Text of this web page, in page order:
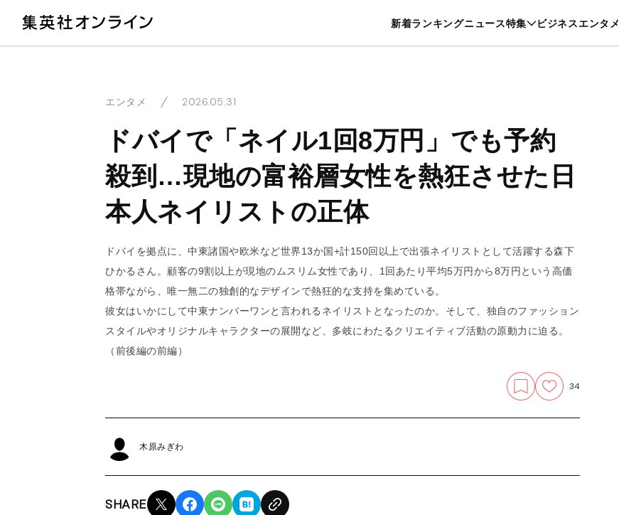
新着ランキングニュース特集 ビジネスエンタメ
暮らし スポーツ ヘルスケア 美容 グルメ
エンタメ 2026.05.31
ドバイで「ネイル1回8万円」でも予約
殺到…現地の富裕層女性を熱狂させた日
本人ネイリストの正体
ドバイを拠点に、中東諸国や欧米など世界13か国+計150回以上で出張ネイリストとして活躍する森下
ひかるさん。顧客の9割以上が現地のムスリム女性であり、1回あたり平均5万円から8万円という高価
格帯ながら、唯一無二の独創的なデザインで熱狂的な支持を集めている。
彼女はいかにして中東ナンバーワンと言われるネイリストとなったのか。そして、独自のファッション
スタイルやオリジナルキャラクターの展開など、多岐にわたるクリエイティブ活動の原動力に迫る。
（前後編の前編）
34
木原みぎわ
SHARE